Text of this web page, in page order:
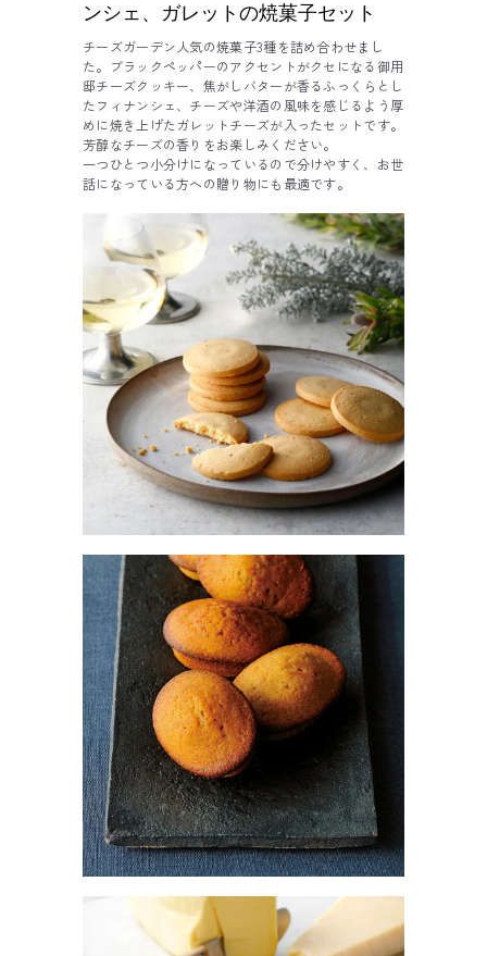
ンシェ、ガレットの焼菓子セット
チーズガーデン人気の焼菓子3種を詰め合わせまし
た。ブラックペッパーのアクセントがクセになる御用
邸チーズクッキー、焦がしバターが香るふっくらとし
たフィナンシェ、チーズや洋酒の風味を感じるよう厚
めに焼き上げたガレットチーズが入ったセットです。
芳醇なチーズの香りをお楽しみください。
一つひとつ小分けになっているので分けやすく、お世
話になっている方への贈り物にも最適です。